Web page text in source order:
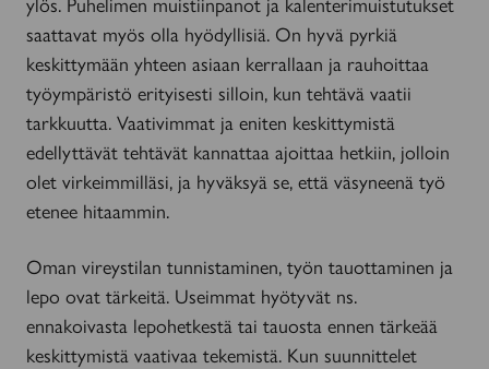
saattavat myös olla hyödyllisiä. On hyvä pyrkiä
keskittymään yhteen asiaan kerrallaan ja rauhoittaa
työympäristö erityisesti silloin, kun tehtävä vaatii
tarkkuutta. Vaativimmat ja eniten keskittymistä
edellyttävät tehtävät kannattaa ajoittaa hetkiin, jolloin
olet virkeimmilläsi, ja hyväksyä se, että väsyneenä työ
etenee hitaammin.
Oman vireystilan tunnistaminen, työn tauottaminen ja
lepo ovat tärkeitä. Useimmat hyötyvät ns.
ennakoivasta lepohetkestä tai tauosta ennen tärkeää
keskittymistä vaativaa tekemistä. Kun suunnittelet